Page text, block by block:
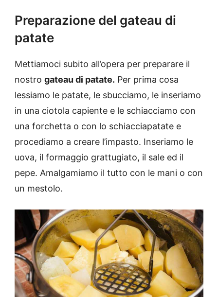
Preparazione del gateau di
patate
Mettiamoci subito all’opera per preparare il
nostro gateau di patate. Per prima cosa
lessiamo le patate, le sbucciamo, le inseriamo
in una ciotola capiente e le schiacciamo con
una forchetta o con lo schiacciapatate e
procediamo a creare l’impasto. Inseriamo le
uova, il formaggio grattugiato, il sale ed il
pepe. Amalgamiamo il tutto con le mani o con
un mestolo.